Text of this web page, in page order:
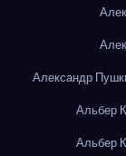
Александр
Альбер
Альбер